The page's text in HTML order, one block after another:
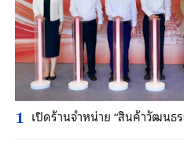
1 เปิดร้านจำหน่าย “สินค้าวัฒนธร